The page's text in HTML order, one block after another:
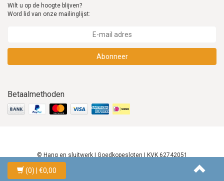
Wilt u op de hoogte blijven?
Word lid van onze mailinglijst:
Abonneer
Betaalmethoden
© Hang en sluitwerk | Goedkopesloten | KVK 62742051
(0) | €0,00